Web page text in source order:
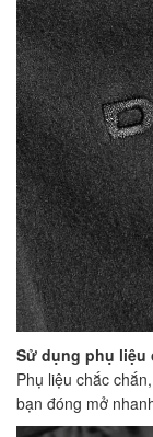
Sử dụng phụ liệu
Phụ liệu chắc
bạn đóng mở